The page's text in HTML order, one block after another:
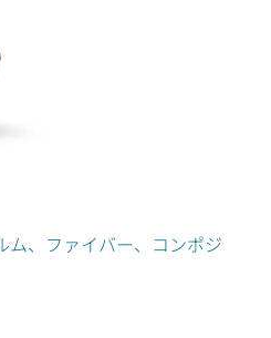
ム、ファイバー、コンポジ